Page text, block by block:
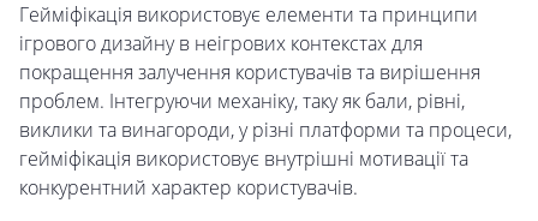
Гейміфікація використовує елементи та принципи
ігрового дизайну в неігрових контекстах для
покращення залучення користувачів та вирішення
проблем. Інтегруючи механіку, таку як бали, рівні,
виклики та винагороди, у різні платформи та процеси,
гейміфікація використовує внутрішні мотивації та
конкурентний характер користувачів.